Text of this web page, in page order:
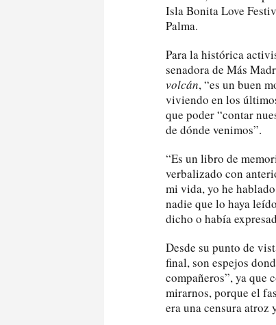
Isla Bonita Love
Palma.
Para la histórica
senadora de Más
volcán, “es un buen
viviendo en los
que poder “contar
de dónde venimos”.
“Es un libro de
verbalizado con
mi vida, yo he
nadie que lo haya
dicho o había
Desde su punto de
final, son espejos
compañeros”, ya que
mirarnos, porque el
era una censura atroz